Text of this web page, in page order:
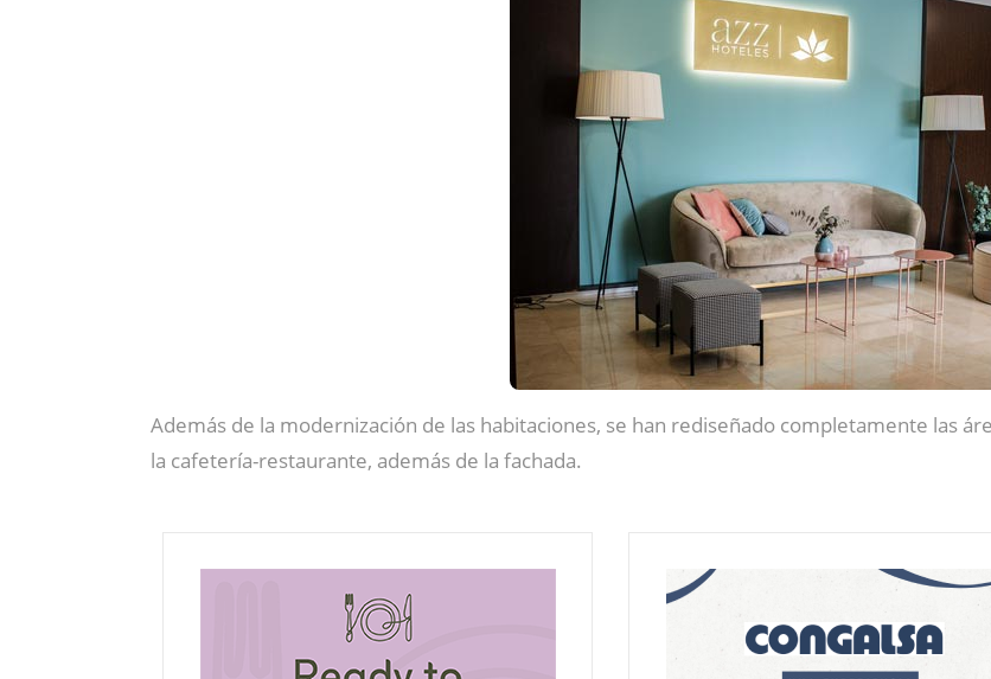
Además de la modernización de las habitaciones, se han rediseñado completamente las
la cafetería-restaurante, además de la fachada.